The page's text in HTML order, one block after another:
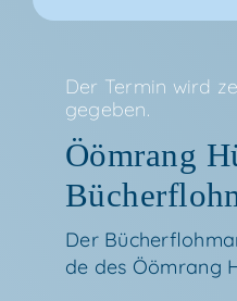
Der Ter­min wird
gegeben.
Ööm­rang
Der
de des Ööm­rang